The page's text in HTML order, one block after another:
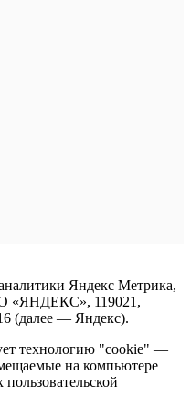
Яндекс Метрика,
«ЯНДЕКС», 119021,
(далее — Яндекс).
технологию "cookie" —
на компьютере